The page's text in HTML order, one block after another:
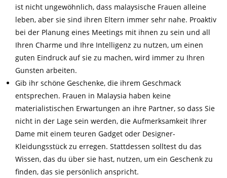
ist nicht ungewöhnlich, dass malaysische Frauen alleine
leben, aber sie sind ihren Eltern immer sehr nahe. Proaktiv
bei der Planung eines Meetings mit ihnen zu sein und all
Ihren Charme und Ihre Intelligenz zu nutzen, um einen
guten Eindruck auf sie zu machen, wird immer zu Ihren
Gunsten arbeiten.
Gib ihr schöne Geschenke, die ihrem Geschmack
entsprechen. Frauen in Malaysia haben keine
materialistischen Erwartungen an ihre Partner, so dass Sie
nicht in der Lage sein werden, die Aufmerksamkeit Ihrer
Dame mit einem teuren Gadget oder Designer-
Kleidungsstück zu erregen. Stattdessen solltest du das
Wissen, das du über sie hast, nutzen, um ein Geschenk zu
finden, das sie persönlich anspricht.